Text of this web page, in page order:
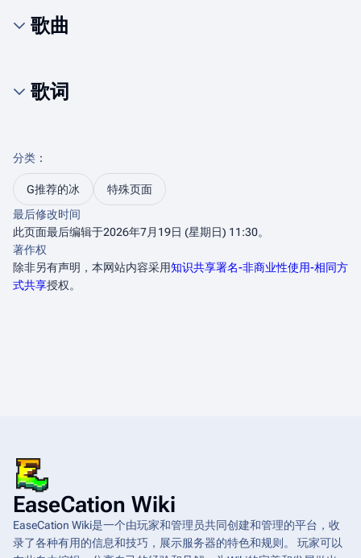
歌曲
歌词
分类 ：​
G推荐的冰
特殊页面
最后修改时间
此页面最后编辑于2026年7月19日 (星期日) 11:30。
著作权
除非另有声明，本网站内容采用知识共享署名-非商业性使用-相同方
式共享授权。
EaseCation Wiki
EaseCation Wiki是一个由玩家和管理员共同创建和管理的平台，收
录了各种有用的信息和技巧，展示服务器的特色和规则。 玩家可以